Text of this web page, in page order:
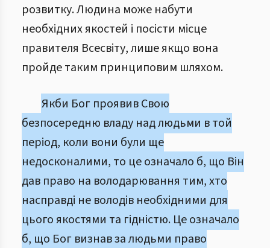
розвитку. Людина може набути
необхідних якостей і посісти місце
правителя Всесвіту, лише якщо вона
пройде таким принциповим шляхом.
Якби Бог проявив Свою
безпосередню владу над людьми в той
період, коли вони були ще
недосконалими, то це означало б, що Він
дав право на володарювання тим, хто
насправді не володів необхідними для
цього якостями та гідністю. Це означало
б, що Бог визнав за людьми право